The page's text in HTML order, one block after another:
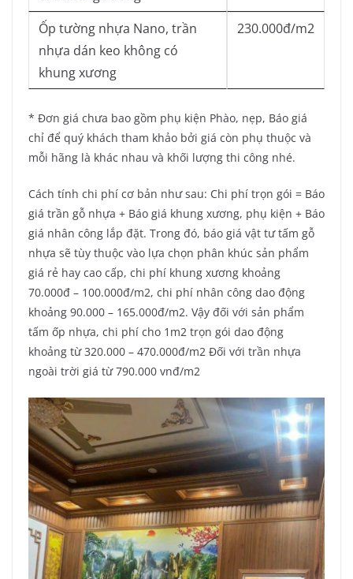
Ốp tường nhựa Nano, trần
nhựa dán keo không có
khung xương
230.000đ/m2
* Đơn giá chưa bao gồm phụ kiện Phào, nẹp, Báo giá
chỉ để quý khách tham khảo bởi giá còn phụ thuộc và
mỗi hãng là khác nhau và khối lượng thi công nhé.
Cách tính chi phí cơ bản như sau: Chi phí trọn gói = Báo
giá trần gỗ nhựa + Báo giá khung xương, phụ kiện + Báo
giá nhân công lắp đặt. Trong đó, báo giá vật tư tấm gỗ
nhựa sẽ tùy thuộc vào lựa chọn phân khúc sản phẩm
giá rẻ hay cao cấp, chi phí khung xương khoảng
70.000đ – 100.000đ/m2, chi phí nhân công dao động
khoảng 90.000 – 165.000đ/m2. Vậy đối với sản phẩm
tấm ốp nhựa, chi phí cho 1m2 trọn gói dao động
khoảng từ 320.000 – 470.000đ/m2 Đối với trần nhựa
ngoài trời giá từ 790.000 vnđ/m2